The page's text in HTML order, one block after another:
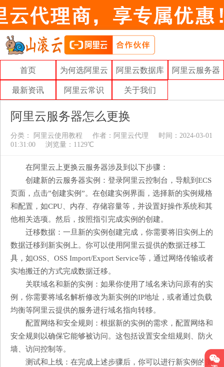
首页 为何选阿里云 阿里云数据库 阿里云服务器
最新资讯 阿里云常识 关于我们
阿里云服务器怎么更换
分类： 阿里云使用教程 作者： 阿里云代理
时间：2024-03-01
01:31:00
浏览量：1129℃
在阿里云上更换云服务器涉及到以下步骤：
创建新的云服务器实例：登录阿里云控制台，导航到ECS
页面，点击”创建实例”。在创建实例界面，选择新的实例规格
和配置，如CPU、内存、存储容量等，并设置好操作系统和其
他相关选项。然后，按照指引完成实例的创建。
迁移数据：一旦新的实例创建完成，你需要将旧实例上的
数据迁移到新实例上。你可以使用阿里云提供的数据迁移工
具，如OSS、OSS Import/Export Service等，通过网络传输或者
实地搬迁的方式完成数据迁移。
关联域名和新的实例：如果你使用了域名来访问原有的实
例，你需要将域名解析修改为新实例的IP地址，或者通过负载
均衡等阿里云提供的服务进行域名指向转移。
配置网络和安全规则：根据新的实例的需求，配置网络和
安全规则以确保它能够被访问。这包括设置安全组规则、防火
墙、访问控制等。
测试和上线：在完成上述步骤后，你可以进行新实例的测